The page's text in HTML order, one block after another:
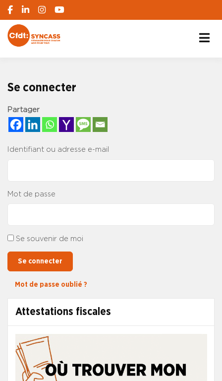
Attestations fiscales
Se connecter
Partager
Identifiant ou adresse e-mail
Mot de passe
Se souvenir de moi
Se connecter
Mot de passe oublié ?